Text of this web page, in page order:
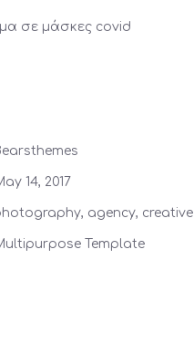
σε μάσκες covid
14, 2017
agency, creative
Template